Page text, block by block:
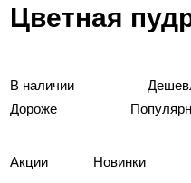
Цветная
В наличии
Дороже
Акции Новинки